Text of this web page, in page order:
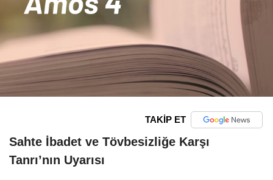
TAKİP ET
Sahte İbadet ve Tövbesizliğe Karşı
Tanrı’nın Uyarısı